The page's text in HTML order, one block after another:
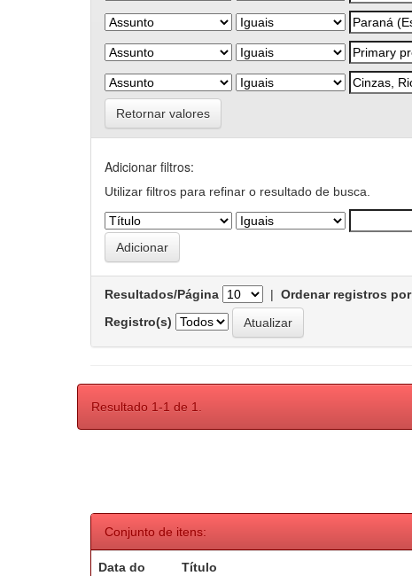
Retornar valores
Adicionar filtros:
Utilizar filtros para refinar o resultado de busca.
Resultados/Página | Ordenar registros por
Registro(s)
Resultado 1-1 de 1.
Conjunto de itens:
Data do Título